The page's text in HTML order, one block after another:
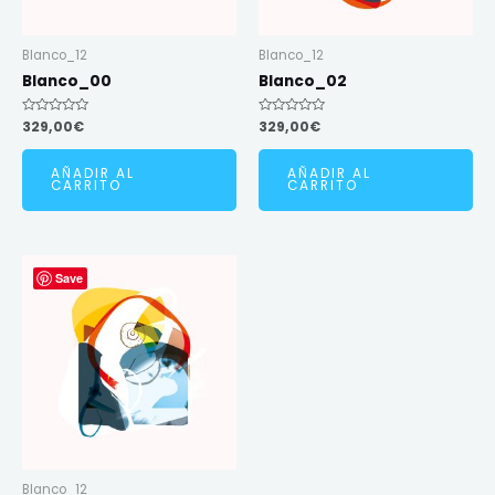
Blanco_12
Blanco_00
Valorado
en
0
329,00€
AÑADIR AL
CARRITO
Blanco_12
Blanco_02
Valorado
en
0
329,00€
AÑADIR AL
CARRITO
Save
Blanco_12